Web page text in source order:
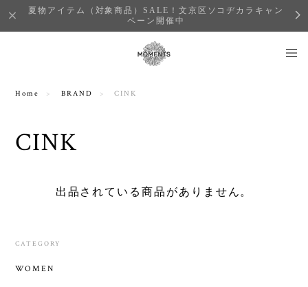
夏物アイテム（対象商品）SALE！文京区ソコヂカラキャン
ペーン開催中
Home BRAND CINK
CINK
出品されている商品がありません。
CATEGORY
WOMEN